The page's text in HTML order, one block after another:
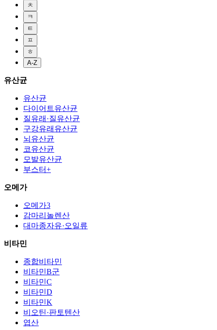
ㅊ
ㅋ
ㅌ
ㅍ
ㅎ
A-Z
유산균
유산균
다이어트유산균
질유래·질유산균
구강유래유산균
뇌유산균
코유산균
모발유산균
부스터+
오메가
오메가3
감마리놀렌산
대마종자유·오일류
비타민
종합비타민
비타민B군
비타민C
비타민D
비타민K
비오틴·판토텐산
엽산